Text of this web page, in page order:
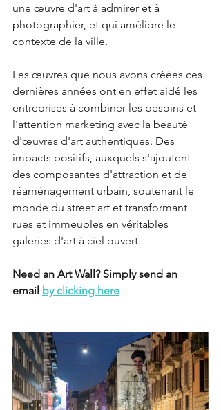
une œuvre d'art à admirer et à
photographier, et qui améliore le
contexte de la ville.
Les œuvres que nous avons créées ces
dernières années ont en effet aidé les
entreprises à combiner les besoins et
l'attention marketing avec la beauté
d'œuvres d'art authentiques. Des
impacts positifs, auxquels s'ajoutent
des composantes d'attraction et de
réaménagement urbain, soutenant le
monde du street art et transformant
rues et immeubles en véritables
galeries d'art à ciel ouvert.
Need an Art Wall? Simply send an
email by clicking here